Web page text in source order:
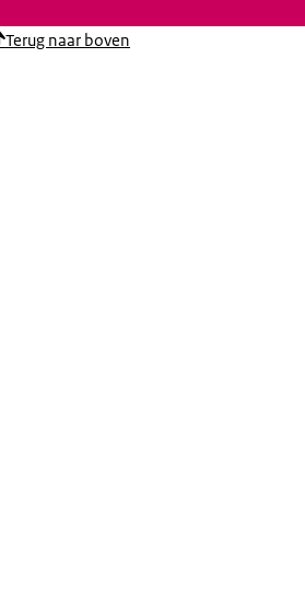
Terug naar boven